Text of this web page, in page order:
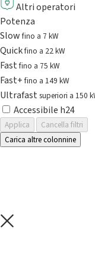
Altri operatori
Potenza
Slowfino a 7 kW
Quickfino a 22 kW
Fastfino a 75 kW
Fast+fino a 149 kW
Ultrafast superiori a 150
Accessibile h24
Applica
Cancella filtri
Carica altre colonnine